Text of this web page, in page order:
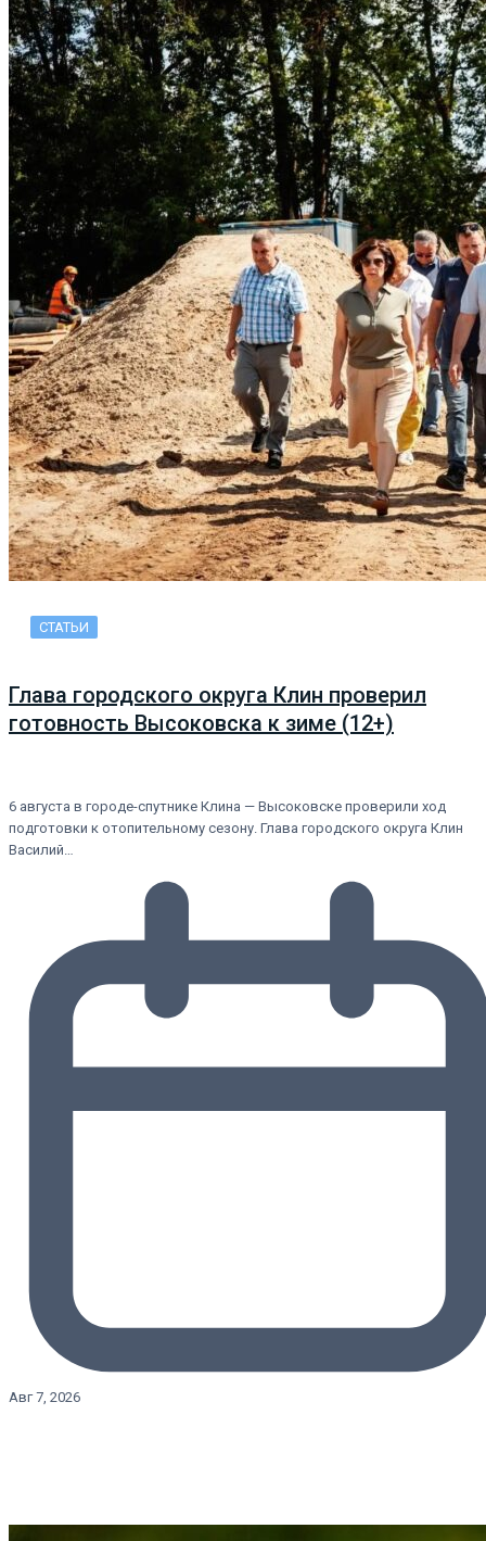
СТАТЬИ
Глава городского округа Клин проверил
готовность Высоковска к зиме (12+)
6 августа в городе-спутнике Клина — Высоковске проверили ход
подготовки к отопительному сезону. Глава городского округа Клин
Василий…
Авг 7, 2026